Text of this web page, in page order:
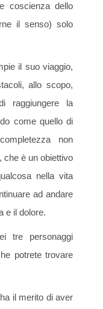
coscienza dello
il senso) solo
il suo viaggio,
allo scopo,
raggiungere la
come quello di
non
che è un obiettivo
nella vita
ad andare
e il dolore.
tre personaggi
potrete trovare
ha il merito di aver